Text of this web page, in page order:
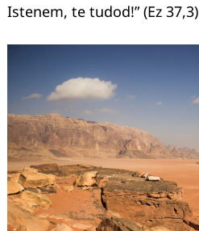
Istenem, te tudod!” (Ez 37,3)